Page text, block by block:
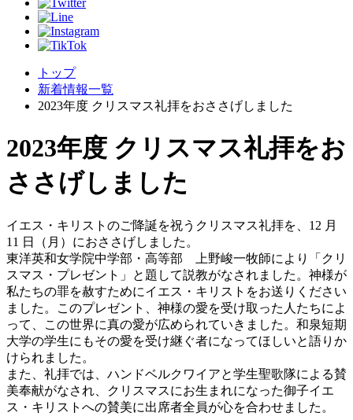
トップ
新着情報一覧
2023年度 クリスマス礼拝をおささげしました
2023年度 クリスマス礼拝をお
ささげしました
イエス・キリストのご降誕を祝うクリスマス礼拝を、12 月
11 日（月）におささげしました。
東洋英和女学院中学部・高等部 上野峻一牧師により「クリ
スマス・プレゼント」と題して説教がなされました。神様が
私たちの罪を赦すためにイエス・キリストをお送りください
ました。このプレゼント、神様の愛を受け取った人たちによ
って、この世界に真の愛が広められていきました。和泉短期
大学の学生にもその愛を受け継ぐ者になってほしいと語りか
けられました。
また、礼拝では、ハンドベルクワイアと学生聖歌隊による賛
美奉献がなされ、クリスマスにお生まれになった御子イエ
ス・キリストへの賛美に出席者全員が心を合わせました。